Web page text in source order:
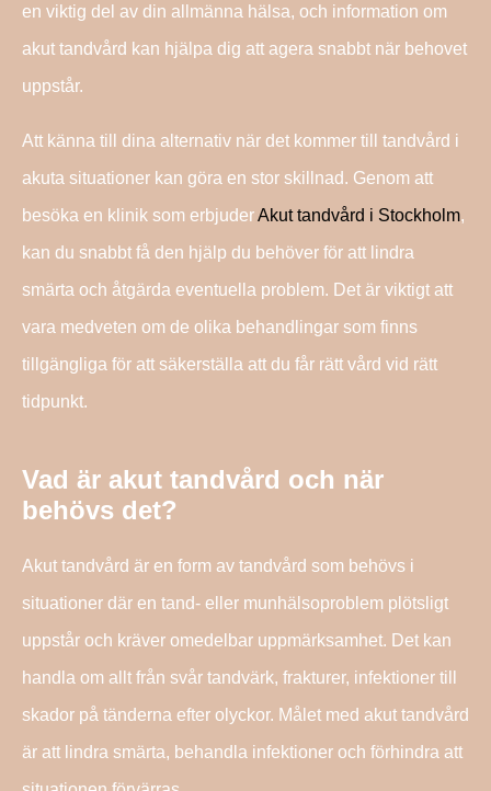
en viktig del av din allmänna hälsa, och information om
akut tandvård kan hjälpa dig att agera snabbt när behovet
uppstår.
Att känna till dina alternativ när det kommer till tandvård i
akuta situationer kan göra en stor skillnad. Genom att
besöka en klinik som erbjuderAkut tandvård i Stockholm,
kan du snabbt få den hjälp du behöver för att lindra
smärta och åtgärda eventuella problem. Det är viktigt att
vara medveten om de olika behandlingar som finns
tillgängliga för att säkerställa att du får rätt vård vid rätt
tidpunkt.
Vad är akut tandvård och när
behövs det?
Akut tandvård är en form av tandvård som behövs i
situationer där en tand- eller munhälsoproblem plötsligt
uppstår och kräver omedelbar uppmärksamhet. Det kan
handla om allt från svår tandvärk, frakturer, infektioner till
skador på tänderna efter olyckor. Målet med akut tandvård
är att lindra smärta, behandla infektioner och förhindra att